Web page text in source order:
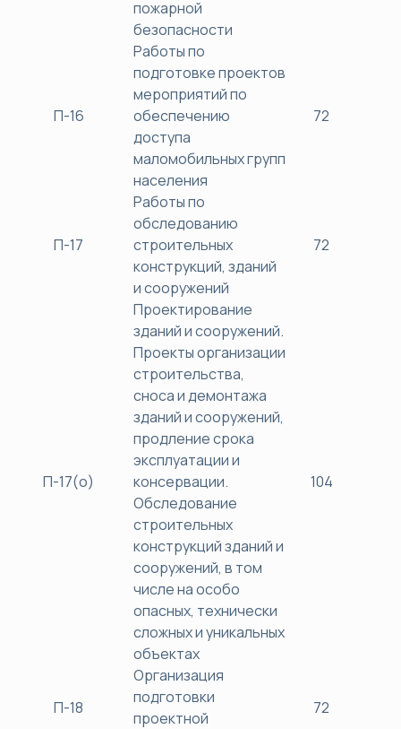
пожарной
безопасности
П-16
Работы по
подготовке проектов
мероприятий по
обеспечению
доступа
маломобильных групп
населения
72
П-17
Работы по
обследованию
строительных
конструкций, зданий
и сооружений
72
П-17(о)
Проектирование
зданий и сооружений.
Проекты организации
строительства,
сноса и демонтажа
зданий и сооружений,
продление срока
эксплуатации и
консервации.
Обследование
строительных
конструкций зданий и
сооружений, в том
числе на особо
опасных, технически
сложных и уникальных
объектах
104
П-18
Организация
подготовки
проектной
72